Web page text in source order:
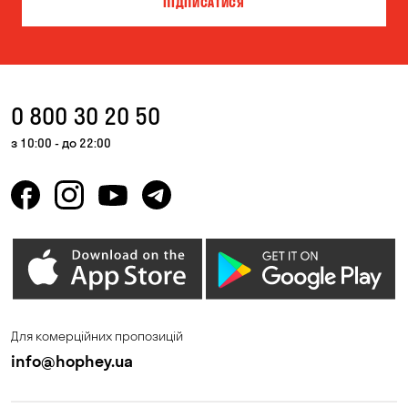
Сичавка
Чорноморськ Щасливе
0 800 30 20 50
з 10:00 - до 22:00
Для комерційних пропозицій
info@hophey.ua